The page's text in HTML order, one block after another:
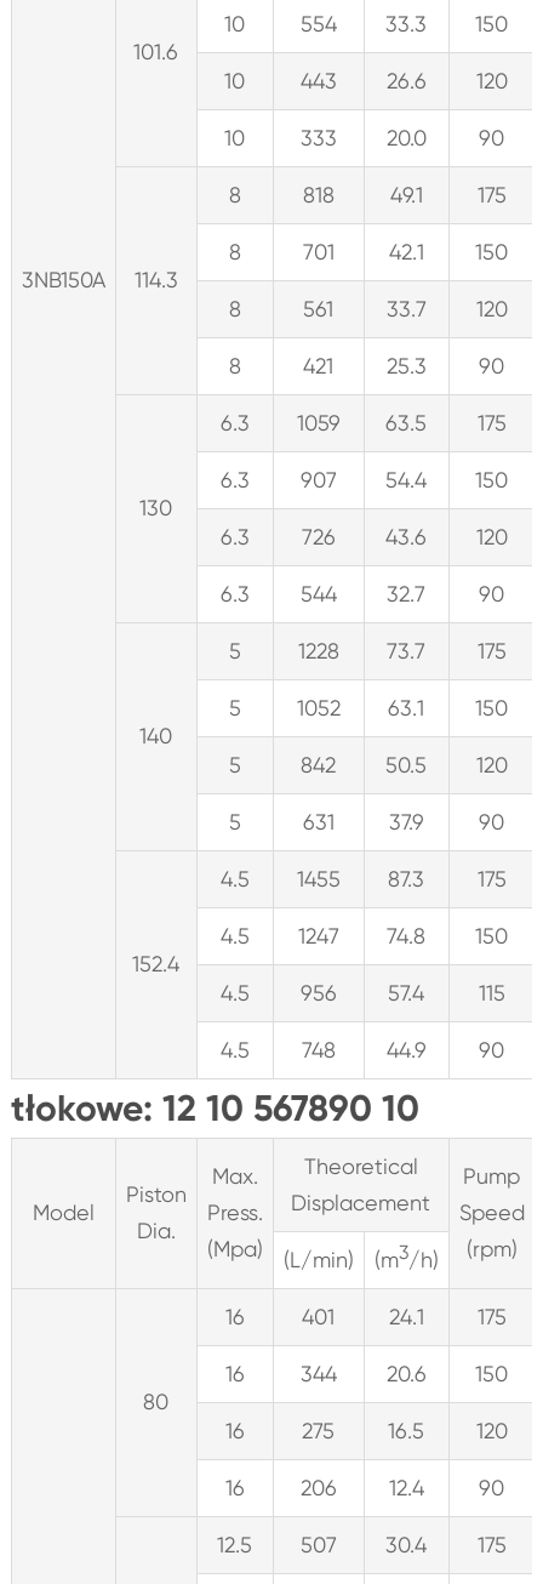
3NB150A
101.6
10 554 33.3 150
10 443 26.6 120
10 333 20.0 90
114.3
8 818 49.1 175
8 701 42.1 150
8 561 33.7 120
8 421 25.3 90
130
6.3 1059 63.5 175
6.3 907 54.4 150
6.3 726 43.6 120
6.3 544 32.7 90
140
5 1228 73.7 175
5 1052 63.1 150
5 842 50.5 120
5 631 37.9 90
152.4
4.5 1455 87.3 175
4.5 1247 74.8 150
4.5 956 57.4 115
4.5 748 44.9 90
tłokowe: 12 10 567890 10
Model
Piston
Dia.
Max.
Press.
(Mpa)
Theoretical
Displacement
Pump
Speed
(rpm)
(L/min) (m3/h)
80
16 401 24.1 175
16 344 20.6 150
16 275 16.5 120
16 206 12.4 90
12.5 507 30.4 175